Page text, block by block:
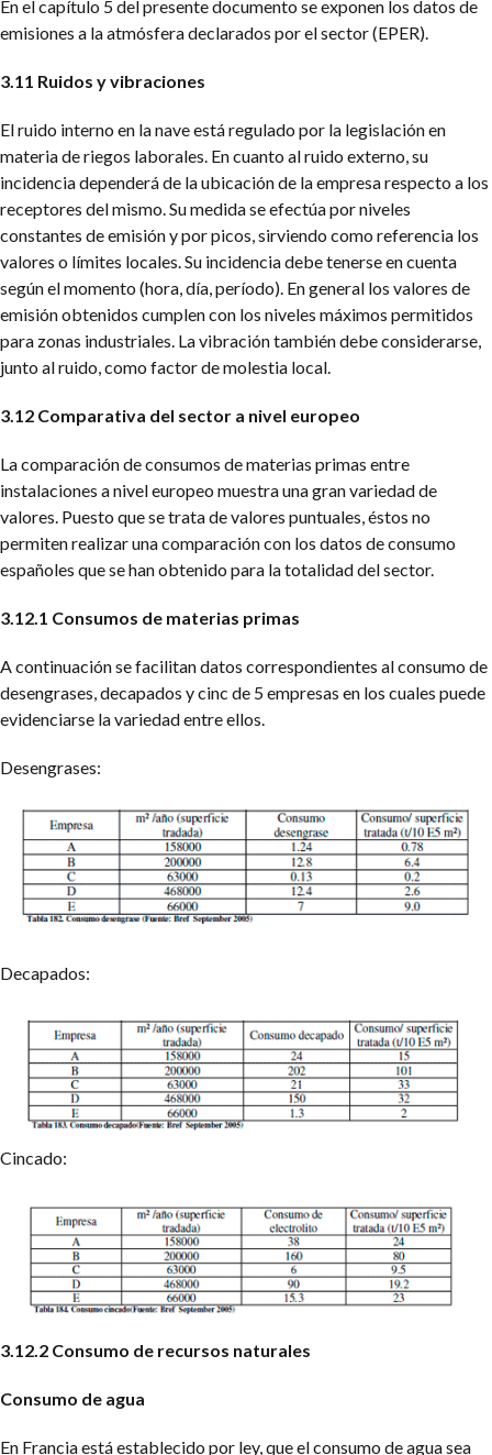
En el capítulo 5 del presente documento se exponen los datos de
emisiones a la atmósfera declarados por el sector (EPER).
3.11 Ruidos y vibraciones
El ruido interno en la nave está regulado por la legislación en
materia de riegos laborales. En cuanto al ruido externo, su
incidencia dependerá de la ubicación de la empresa respecto a los
receptores del mismo. Su medida se efectúa por niveles
constantes de emisión y por picos, sirviendo como referencia los
valores o límites locales. Su incidencia debe tenerse en cuenta
según el momento (hora, día, período). En general los valores de
emisión obtenidos cumplen con los niveles máximos permitidos
para zonas industriales. La vibración también debe considerarse,
junto al ruido, como factor de molestia local.
3.12 Comparativa del sector a nivel europeo
La comparación de consumos de materias primas entre
instalaciones a nivel europeo muestra una gran variedad de
valores. Puesto que se trata de valores puntuales, éstos no
permiten realizar una comparación con los datos de consumo
españoles que se han obtenido para la totalidad del sector.
3.12.1 Consumos de materias primas
A continuación se facilitan datos correspondientes al consumo de
desengrases, decapados y cinc de 5 empresas en los cuales puede
evidenciarse la variedad entre ellos.
Desengrases:
Decapados:
Cincado:
3.12.2 Consumo de recursos naturales
Consumo de agua
En Francia está establecido por ley, que el consumo de agua sea